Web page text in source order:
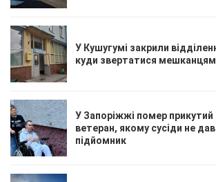
У Кушугумі закрили
куди звертатися мешканцям
У Запоріжжі помер
ветеран, якому сусіди не
підйомник